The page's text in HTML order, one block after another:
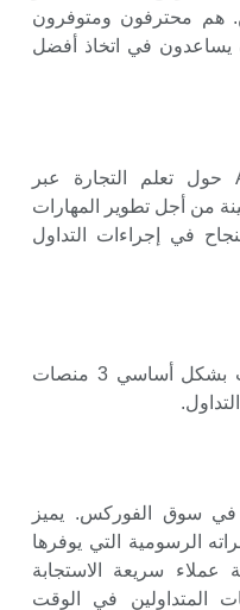
هم محترفون ومتوفرون
يساعدون في اتخاذ أفضل
ستستفيد أيضًا من أدلة Alvexo حول تعلم التجارة عبر
من أجل تطوير المهارات
في إجراءات التداول
يستخدم هذا الوسيط عبر الإنترنت بشكل أساسي 3 منصات
في سوق الفوركس. يميز
الرسومية التي يوفرها
عملاء سريعة الاستجابة
المتداولين في الوقت